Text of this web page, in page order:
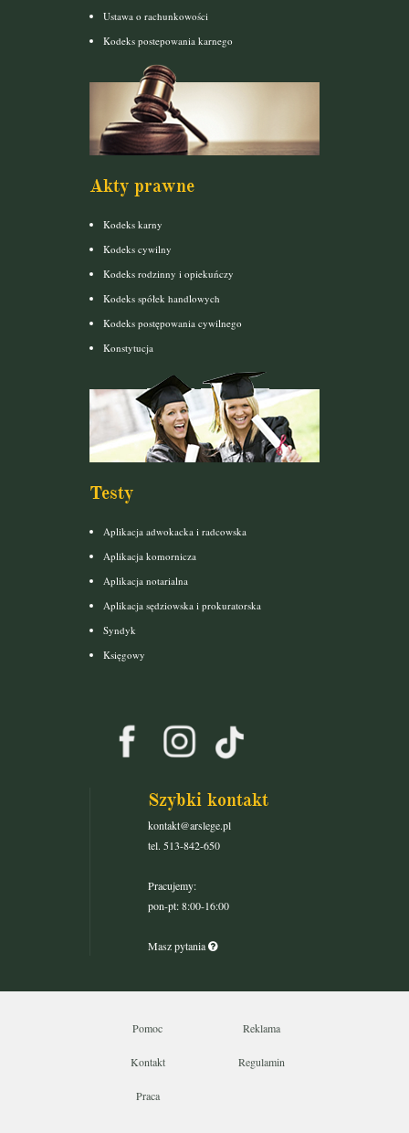
Ustawa o rachunkowości
Kodeks postepowania karnego
Akty prawne
Kodeks karny
Kodeks cywilny
Kodeks rodzinny i opiekuńczy
Kodeks spółek handlowych
Kodeks postępowania cywilnego
Konstytucja
Testy
Aplikacja adwokacka i radcowska
Aplikacja komornicza
Aplikacja notarialna
Aplikacja sędziowska i prokuratorska
Syndyk
Księgowy
Szybki kontakt
kontakt@arslege.pl
tel. 513-842-650
Pracujemy:
pon-pt: 8:00-16:00
Masz pytania
Pomoc Reklama
Kontakt Regulamin
Praca